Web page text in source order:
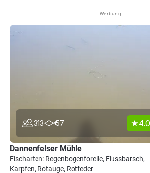
Werbung
313 57 4.0
Dannenfelser Mühle
Fischarten: Regenbogenforelle, Flussbarsch,
Karpfen, Rotauge, Rotfeder